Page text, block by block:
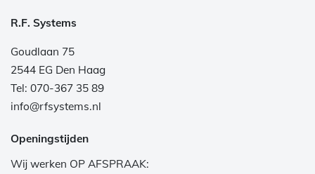
R.F. Systems
Goudlaan 75
2544 EG Den Haag
Tel: 070-367 35 89
info@rfsystems.nl
Openingstijden
Wij werken OP AFSPRAAK: